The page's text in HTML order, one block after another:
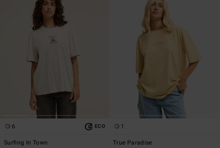
6 ECO
Surfing In Town
1
True Paradise